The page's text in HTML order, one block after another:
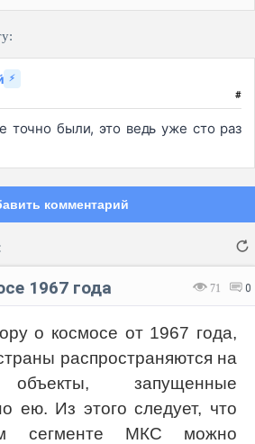
⚡
#
точно были, это ведь уже сто раз
комментарий
71 0
1967 года
о космосе от 1967 года,
распространяются на
объекты, запущенные
ею. Из этого следует, что
сегменте МКС можно